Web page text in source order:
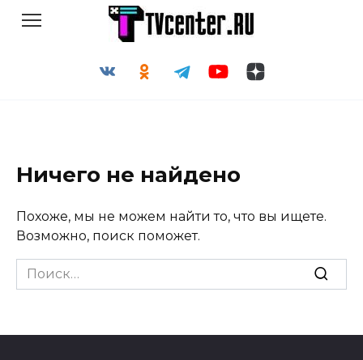
Ничего не найдено
Похоже, мы не можем найти то, что вы ищете.
Возможно, поиск поможет.
Search
for: